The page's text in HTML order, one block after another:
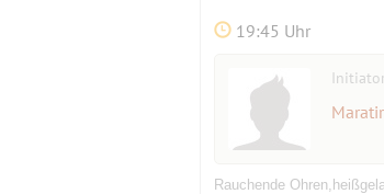
19:45 Uhr
Initiator
Rauchende